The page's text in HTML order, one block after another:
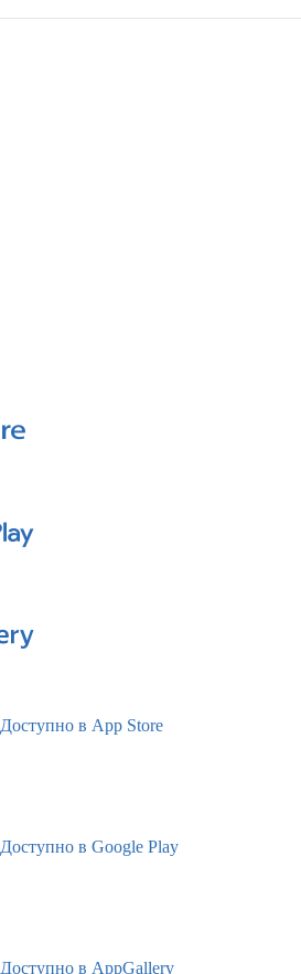
Доступно в App Store
Доступно в Google Play
Доступно в AppGallery